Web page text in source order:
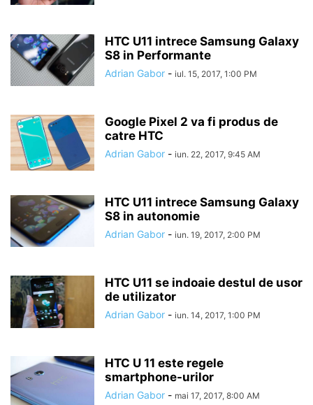
HTC U11 intrece Samsung Galaxy
S8 in Performante
Adrian Gabor - iul. 15, 2017, 1:00 PM
Google Pixel 2 va fi produs de
catre HTC
Adrian Gabor - iun. 22, 2017, 9:45 AM
HTC U11 intrece Samsung Galaxy
S8 in autonomie
Adrian Gabor - iun. 19, 2017, 2:00 PM
HTC U11 se indoaie destul de usor
de utilizator
Adrian Gabor - iun. 14, 2017, 1:00 PM
HTC U 11 este regele
smartphone-urilor
Adrian Gabor - mai 17, 2017, 8:00 AM